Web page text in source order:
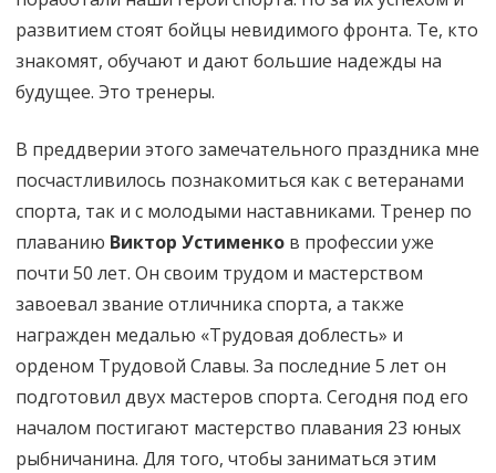
развитием стоят бойцы невидимого фронта. Те, кто
знакомят, обучают и дают большие надежды на
будущее. Это тренеры.
В преддверии этого замечательного праздника мне
посчастливилось познакомиться как с ветеранами
спорта, так и с молодыми наставниками. Тренер по
плаванию Виктор Устименко в профессии уже
почти 50 лет. Он своим трудом и мастерством
завоевал звание отличника спорта, а также
награжден медалью «Трудовая доблесть» и
орденом Трудовой Славы. За последние 5 лет он
подготовил двух мастеров спорта. Сегодня под его
началом постигают мастерство плавания 23 юных
рыбничанина. Для того, чтобы заниматься этим